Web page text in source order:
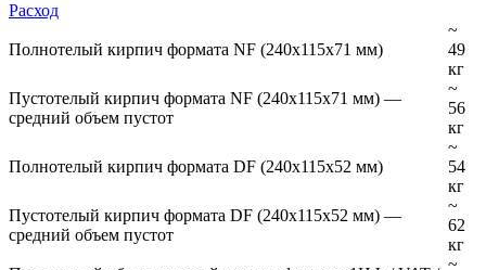
Расход
Полнотелый кирпич формата NF (240х115х71 мм)
~
49
кг
Пустотелый кирпич формата NF (240х115х71 мм) —
средний объем пустот
~
56
кг
Полнотелый кирпич формата DF (240х115х52 мм)
~
54
кг
Пустотелый кирпич формата DF (240х115х52 мм) —
средний объем пустот
~
62
кг
~